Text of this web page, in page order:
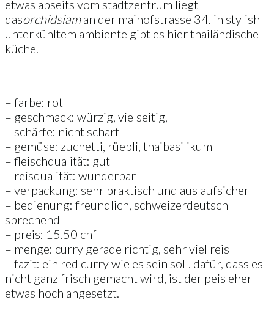
etwas abseits vom stadtzentrum liegt
dasorchidsiaman der maihofstrasse 34. in stylish
unterkühltem ambiente gibt es hier thailändische
küche.
– farbe: rot
– geschmack: würzig, vielseitig,
– schärfe: nicht scharf
– gemüse: zuchetti, rüebli, thaibasilikum
– fleischqualität: gut
– reisqualität: wunderbar
– verpackung: sehr praktisch und auslaufsicher
– bedienung: freundlich, schweizerdeutsch
sprechend
– preis: 15.50 chf
– menge: curry gerade richtig, sehr viel reis
– fazit: ein red curry wie es sein soll. dafür, dass es
nicht ganz frisch gemacht wird, ist der peis eher
etwas hoch angesetzt.